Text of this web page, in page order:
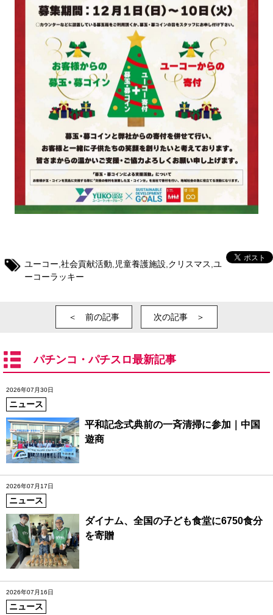
ユーコー 社会貢献活動 児童養護施設 クリスマス ユ
ーコーラッキー
＜ 前の記事 次の記事 ＞
パチンコ・パチスロ最新記事
2026年07月30日
ニュース
平和記念式典前の一斉清掃に参加｜中国
遊商
2026年07月17日
ニュース
ダイナム、全国の子ども食堂に6750食分
を寄贈
2026年07月16日
ニュース